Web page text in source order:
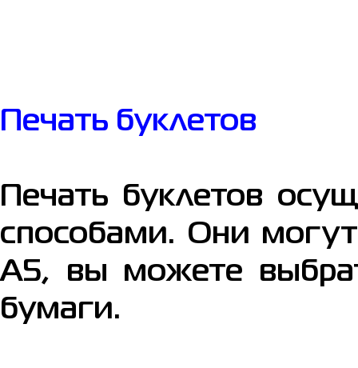
Печать буклетов
Печать буклетов
способами. Они
А5, вы можете
бумаги.